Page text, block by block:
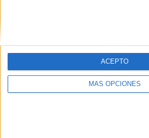
MÁS OPCIONES
ACEPTO
Suscribir